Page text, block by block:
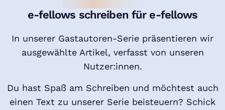
e-fellows schreiben für e-fellows
In unserer Gastautoren-Serie präsentieren wir
ausgewählte Artikel, verfasst von unseren
Nutzer:innen.
Du hast Spaß am Schreiben und möchtest auch
einen Text zu unserer Serie beisteuern? Schick